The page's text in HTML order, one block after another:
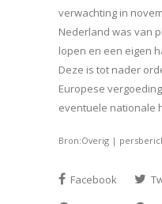
verwachting in
Nederland was van
lopen en een eigen
Deze is tot nader
Europese
eventuele nationale
Bron:Overig |
Facebook